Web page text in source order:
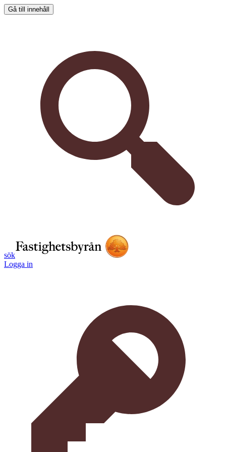
Gå till innehåll
sök
Logga in